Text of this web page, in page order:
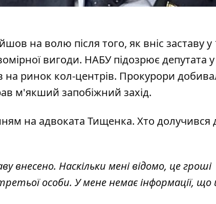
на волю після того, як вніс заставу у
вигоди. НАБУ підозрює депутата
ринок кол-центрів. Прокурори
м'якший запобіжний захід.
на адвоката Тищенка. Хто долучився
внесено. Наскільки мені відомо, це гроші
особи. У мене немає інформації, що